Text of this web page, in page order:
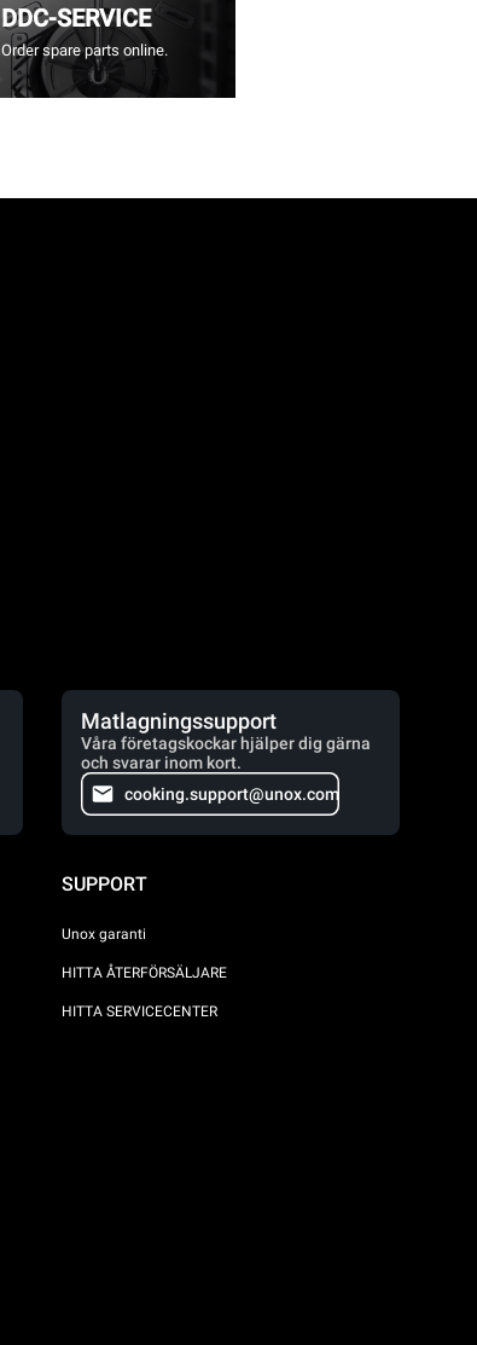
DDC-SERVICE
Order spare parts online.
Matlagningssupport
Våra företagskockar hjälper dig gärna
och svarar inom kort.
cooking.support@unox.com
SUPPORT
Unox garanti
HITTA ÅTERFÖRSÄLJARE
HITTA SERVICECENTER